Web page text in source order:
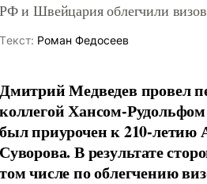
РФ и Швейцария облегчили
Tекст: Роман Федосеев
Дмитрий Медведев провел
коллегой Хансом-
был приурочен к 210-летию
Суворова. В результате
том числе по облегчению